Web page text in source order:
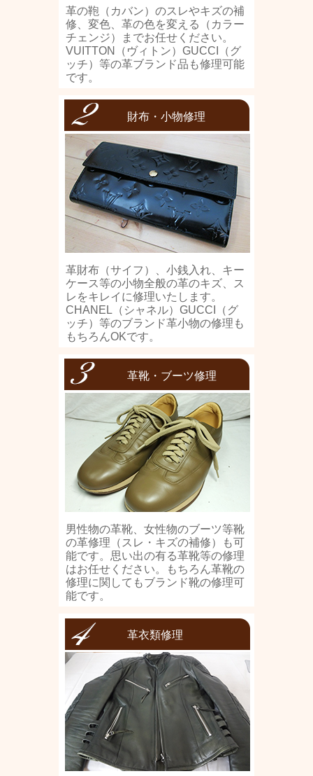
革の鞄（カバン）のスレやキズの補
修、変色、革の色を変える（カラー
チェンジ）までお任せください。
VUITTON（ヴィトン）GUCCI（グ
ッチ）等の革ブランド品も修理可能
です。
財布・小物修理
革財布（サイフ）、小銭入れ、キー
ケース等の小物全般の革のキズ、ス
レをキレイに修理いたします。
CHANEL（シャネル）GUCCI（グ
ッチ）等のブランド革小物の修理も
もちろんOKです。
革靴・ブーツ修理
男性物の革靴、女性物のブーツ等靴
の革修理（スレ・キズの補修）も可
能です。思い出の有る革靴等の修理
はお任せください。もちろん革靴の
修理に関してもブランド靴の修理可
能です。
革衣類修理